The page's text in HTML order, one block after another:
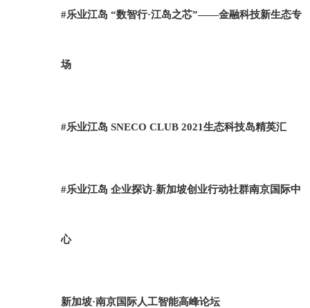
#乐业江岛 “数智行·江岛之芯”——金融科技新生态专
场
#乐业江岛 SNECO CLUB 2021生态科技岛精英汇
#乐业江岛 企业探访-新加坡创业行动社群南京国际中
心
新加坡·南京国际人工智能高峰论坛